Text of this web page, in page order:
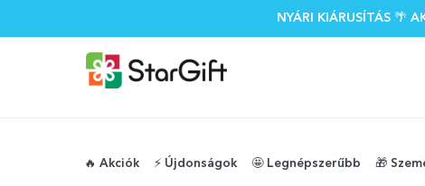
NYÁRI KIÁRUSÍTÁS 🌴
🔥 Akciók ⚡️ Újdonságok 🤩 Legnépszerűbb 🎁